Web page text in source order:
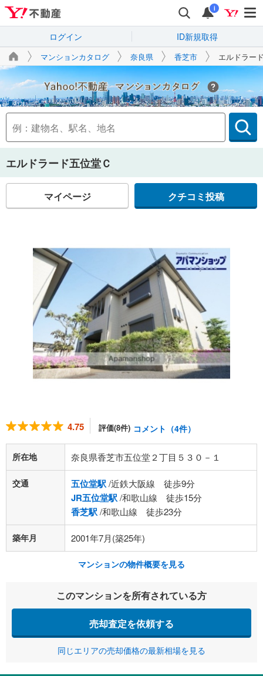
i
ログイン ID新規取得
マンションカタログ 奈良県 香芝市 エルドラー
Yahoo!不動産
エルドラード五位堂Ｃ
マイページ クチコミ投稿
4.75 評価(8件) コメント（4件）
所在地 奈良県香芝市五位堂２丁目５３０－１
交通 五位堂駅/近鉄大阪線 徒歩9分
JR五位堂駅/和歌山線 徒歩15分
香芝駅/和歌山線 徒歩23分
築年月 2001年7月(築25年)
マンションの物件概要を見る
このマンションを所有されている方
売却査定を依頼する
同じエリアの売却価格の最新相場を見る